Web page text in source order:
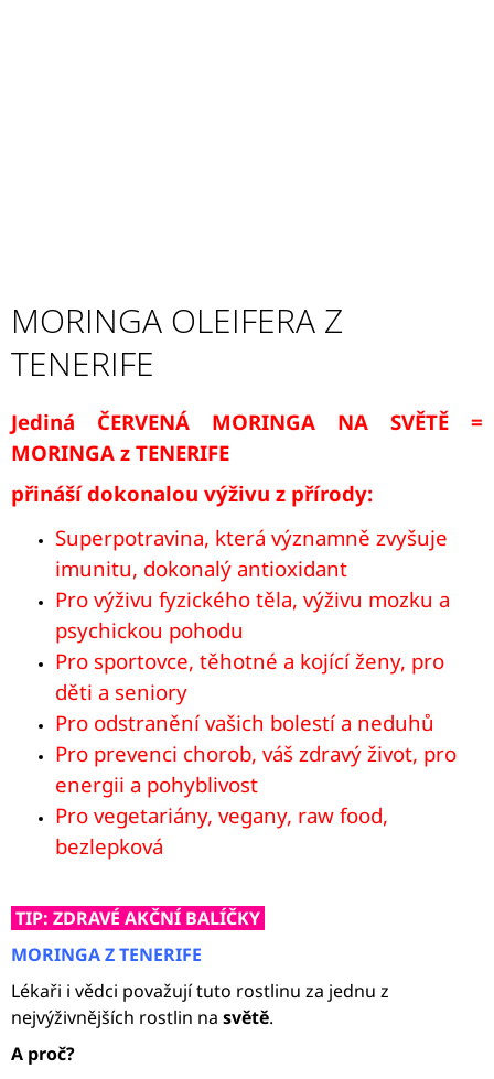
MORINGA OLEIFERA Z
TENERIFE
Jediná ČERVENÁ MORINGA NA SVĚTĚ =
MORINGA z TENERIFE
přináší dokonalou výživu z přírody:
Superpotravina, která významně zvyšuje
imunitu, dokonalý antioxidant
Pro výživu fyzického těla, výživu mozku a
psychickou pohodu
Pro sportovce, těhotné a kojící ženy, pro
děti a seniory
Pro odstranění vašich bolestí a neduhů
Pro prevenci chorob, váš zdravý život, pro
energii a pohyblivost
Pro vegetariány, vegany, raw food,
bezlepková
TIP: ZDRAVÉ AKČNÍ BALÍČKY
MORINGA Z TENERIFE
Lékaři i vědci považují tuto rostlinu za jednu z
nejvýživnějších rostlin na světě.
A proč?